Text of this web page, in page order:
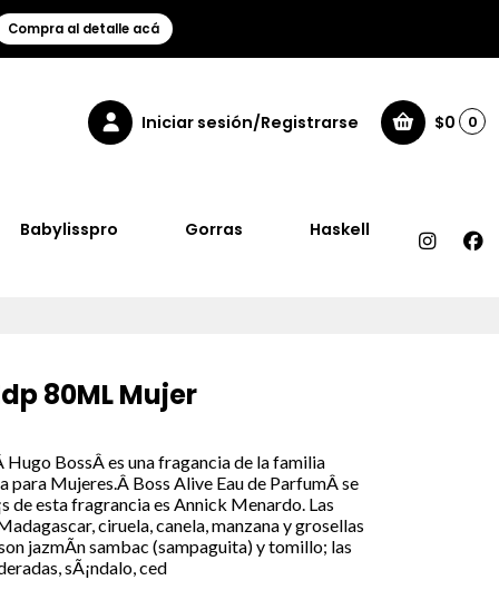
Compra al detalle acá
Iniciar sesión/Registrarse $0 0
Babylisspro Gorras Haskell
80ML Mujer
Hugo BossÂ es una fragancia de la familia
Mujeres.Â Boss Alive Eau de ParfumÂ se
de esta fragrancia es Annick Menardo. Las
ciruela, canela, manzana y grosellas
jazmÃ­n sambac (sampaguita) y tomillo; las
sÃ¡ndalo, ced